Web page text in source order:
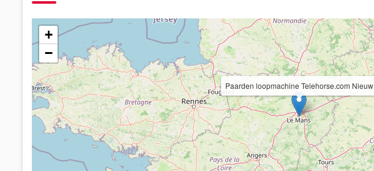
Paarden loopmachine Telehorse.com Nieuw
+
−